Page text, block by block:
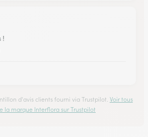
!
d'avis clients fourni via Trustpilot. Voir tous
la marque Interflora sur Trustpilot